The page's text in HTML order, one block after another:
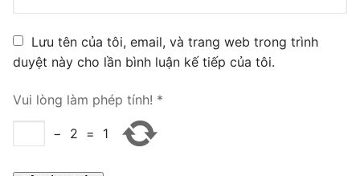
LIÊN HỆ
TIN TỨC
HƯỚNG DẪN
Lưu tên của tôi, email, và trang web trong trình
duyệt này cho lần bình luận kế tiếp của tôi.
Vui lòng làm phép tính! *
− 2 = 1